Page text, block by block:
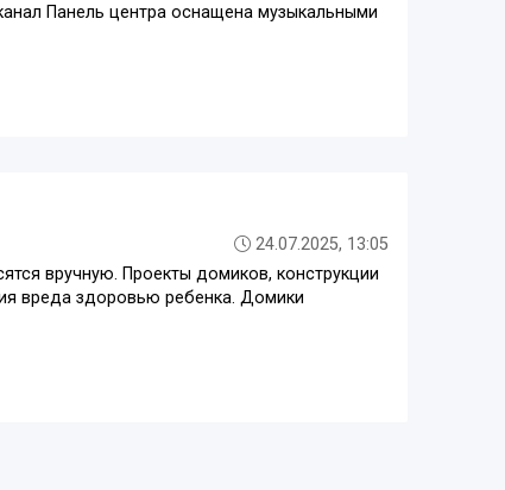
Панель центра оснащена музыкальными
24.07.2025, 13:05
вручную. Проекты домиков, конструкции
вреда здоровью ребенка. Домики